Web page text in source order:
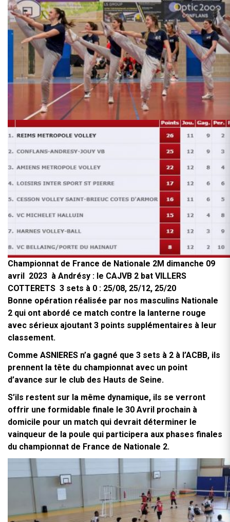
Championnat de France de Nationale 2M dimanche 09
avril 2023 à Andrésy : le CAJVB 2 bat VILLERS
COTTERETS 3 sets à 0 : 25/08, 25/12, 25/20
Bonne opération réalisée par nos masculins Nationale
2 qui ont abordé ce match contre la lanterne rouge
avec sérieux ajoutant 3 points supplémentaires à leur
classement.
Comme ASNIERES n’a gagné que 3 sets à 2 à l’ACBB, ils
prennent la tête du championnat avec un point
d’avance sur le club des Hauts de Seine.
S’ils restent sur la même dynamique, ils se verront
offrir une formidable finale le 30 Avril prochain à
domicile pour un match qui devrait déterminer le
vainqueur de la poule qui participera aux phases finales
du championnat de France de Nationale 2.